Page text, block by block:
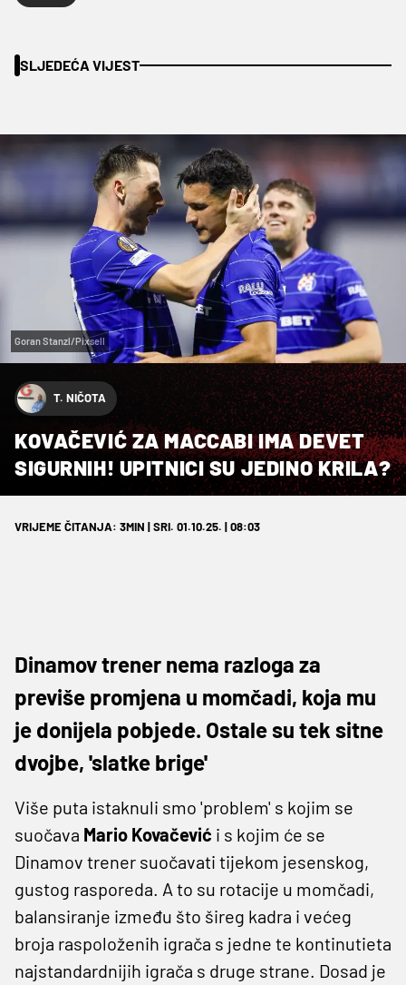
SLJEDEĆA VIJEST
Goran Stanzl/Pixsell
T. NIČOTA
KOVAČEVIĆ ZA MACCABI IMA DEVET
SIGURNIH! UPITNICI SU JEDINO KRILA?
VRIJEME ČITANJA: 3MIN | SRI. 01.10.25. | 08:03
Dinamov trener nema razloga za
previše promjena u momčadi, koja mu
je donijela pobjede. Ostale su tek sitne
dvojbe, 'slatke brige'
Više puta istaknuli smo 'problem' s kojim se
suočava Mario Kovačević i s kojim će se
Dinamov trener suočavati tijekom jesenskog,
gustog rasporeda. A to su rotacije u momčadi,
balansiranje između što šireg kadra i većeg
broja raspoloženih igrača s jedne te kontinutieta
najstandardnijih igrača s druge strane. Dosad je